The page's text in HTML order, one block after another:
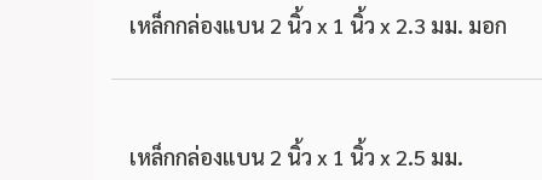
เหล็กกล่องแบน 2 นิ้ว x 1 นิ้ว x 2.3 มม. มอก
เหล็กกล่องแบน 2 นิ้ว x 1 นิ้ว x 2.5 มม.